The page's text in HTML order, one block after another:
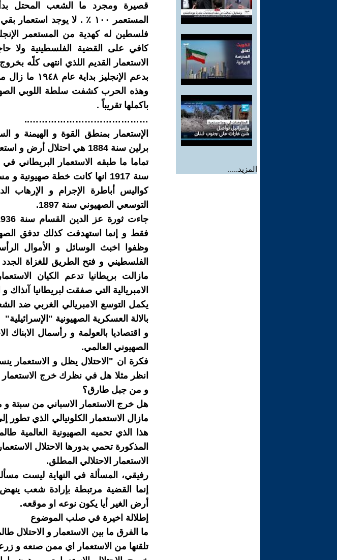
المزيد.....
قصيرة ومجرد ما الشعب المحتل
المستعمر ١٠٠ ٪؜ . لا يوجد
فلسطين له كهدية من المستعمر
كافي على القضية الفلسطينية ولا
الاستعمار القديم اللذي انتهى كلًه
بدعم
وهذه الحرب كشفت سلطة اللوبي
باكملها تقريباً .
…………………………………..
الإستعمار بمنطق القوة و الهيمنة و
برلين سنة 1884 هي احتلال أرض و استعباد شعبها
تماما ما طبقه الاستعمار
سنة 1917 انها كانت خطة
كواليس أباطرة الإجرام و الإرهاب
التوسعي الصهيوني سنة 1897.
فقط و إنما استهدفت كذلك تدفق
وظفوا اخبث الوسائل و الأموال
الفلسطيني و فتح الطريق للغزاة
مازالت بريطانيا تدعم الكيان
الامبريالية التي صفقت لبريطانيا
يكمل التوسع الامبريالي الغربي ضد
بالالة العسكرية الصهيونية "الإسرائيلية"
و اقتصاديا بالعولمة و رأسمال
الصهيوني العالمي.
فكرة ان "الاحتلال يظل و الاستعمار
انظر مثلا هل في نظرك خرج الاستعمار
و من جبل طارق؟
هل خرج الاستعمار الاسباني من سبتة و
مازال الاستعمار الكلونيالي الذي
هذا الذي تحميه الصهيونية العالمية
المذكورة تحمي بدورها الاحتلال
الاستعمار الاحتلالي المطلق.
رفيقي، المسألة في النهاية ليست
إنما القضية مرتبطة بإرادة شعب
أرض الغير أيا يكون نوعه او موقعه.
إطلالة اخيرة في صلب الموضوع
ما الفرق ما بين الاستعمار و الاحتلال
تلقنها من الاستعمار اي ممن صنعه و